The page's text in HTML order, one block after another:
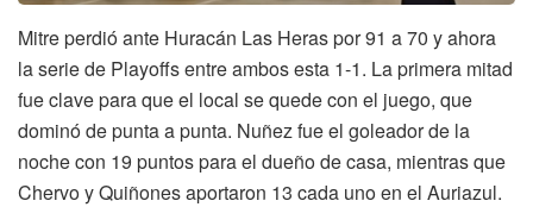
Mitre perdió ante Huracán Las Heras por 91 a 70 y ahora
la serie de Playoffs entre ambos esta 1-1. La primera mitad
fue clave para que el local se quede con el juego, que
dominó de punta a punta. Nuñez fue el goleador de la
noche con 19 puntos para el dueño de casa, mientras que
Chervo y Quiñones aportaron 13 cada uno en el Auriazul.